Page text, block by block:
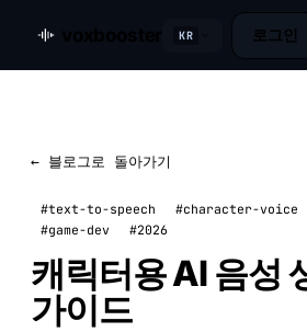
KR 로그인
← 블로그로 돌아가기
#text-to-speech #character-voice
#game-dev
#2026
캐릭터용 AI 음성
가이드